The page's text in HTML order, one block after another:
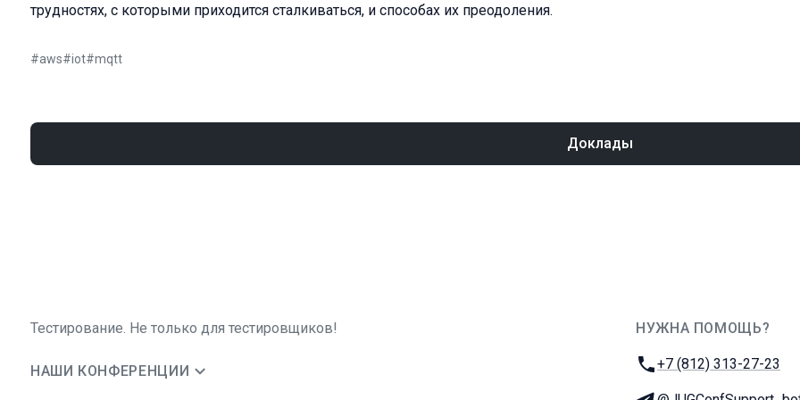
трудностях, с которыми приходится сталкиваться, и способах их преодоления.
#aws#iot#mqtt
Доклады
Тестирование. Не только для тестировщиков!
НАШИ КОНФЕРЕНЦИИ
НУЖНА ПОМОЩЬ?
Телефон:
+7 (812) 313-27-23